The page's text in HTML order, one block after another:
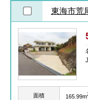
東海市荒
面積 165.99m